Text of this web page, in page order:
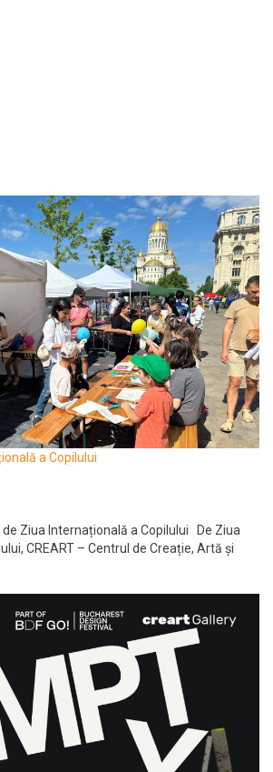
a Copilului
de Ziua Internațională a Copilului De Ziua
CREART – Centrul de Creație, Artă și